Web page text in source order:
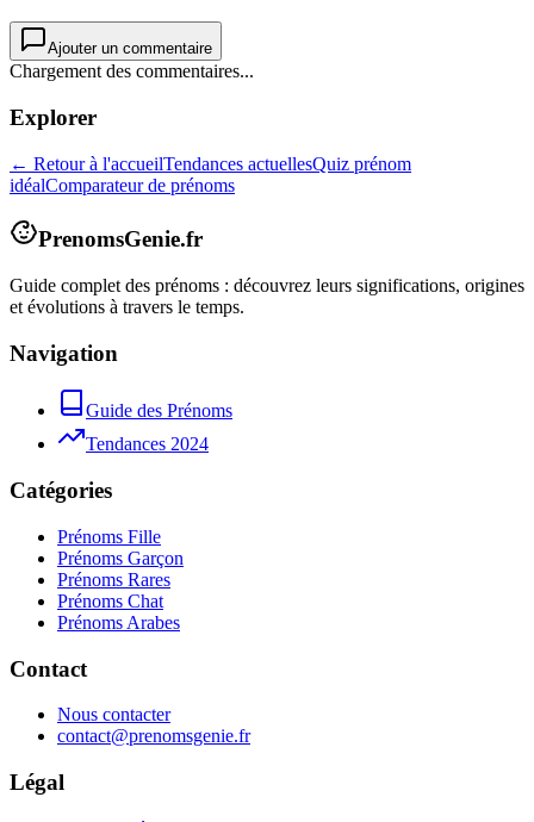
Ajouter un commentaire
Chargement des commentaires...
Explorer
← Retour à l'accueilTendances actuellesQuiz prénom
idéalComparateur de prénoms
PrenomsGenie.fr
Guide complet des prénoms : découvrez leurs significations, origines
et évolutions à travers le temps.
Navigation
Guide des Prénoms
Tendances 2024
Catégories
Prénoms Fille
Prénoms Garçon
Prénoms Rares
Prénoms Chat
Prénoms Arabes
Contact
Nous contacter
contact@prenomsgenie.fr
Légal